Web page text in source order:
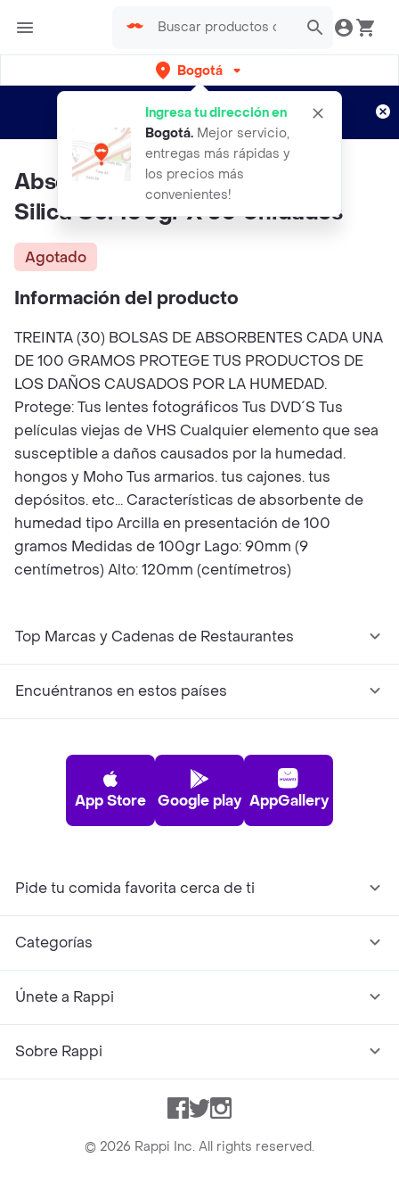
Bogotá
Ingresa tu dirección en
Bogotá. Mejor servicio,
entregas más rápidas y
los precios más
convenientes!
envíos gratis por semanas
Aplican TyC
Absorbente Humedad Arcilla.
Silica Gel 100gr X 30 Unidades
Agotado
Información del producto
TREINTA (30) BOLSAS DE ABSORBENTES CADA UNA
DE 100 GRAMOS PROTEGE TUS PRODUCTOS DE
LOS DAÑOS CAUSADOS POR LA HUMEDAD.
Protege: Tus lentes fotográficos Tus DVD´S Tus
películas viejas de VHS Cualquier elemento que sea
susceptible a daños causados por la humedad.
hongos y Moho Tus armarios. tus cajones. tus
depósitos. etc... Características de absorbente de
humedad tipo Arcilla en presentación de 100
gramos Medidas de 100gr Lago: 90mm (9
centímetros) Alto: 120mm (centímetros)
Top Marcas y Cadenas de Restaurantes
Encuéntranos en estos países
App Store Google play AppGallery
Pide tu comida favorita cerca de ti
Categorías
Únete a Rappi
Sobre Rappi
Facebook
TwitterInstagram
© 2026 Rappi Inc. All rights reserved.